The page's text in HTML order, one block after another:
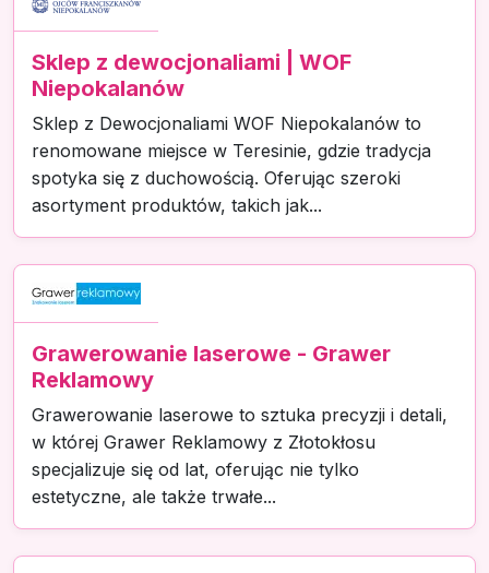
Sklep z dewocjonaliami | WOF
Niepokalanów
Sklep z Dewocjonaliami WOF Niepokalanów to
renomowane miejsce w Teresinie, gdzie tradycja
spotyka się z duchowością. Oferując szeroki
asortyment produktów, takich jak...
Grawerowanie laserowe - Grawer
Reklamowy
Grawerowanie laserowe to sztuka precyzji i detali,
w której Grawer Reklamowy z Złotokłosu
specjalizuje się od lat, oferując nie tylko
estetyczne, ale także trwałe...